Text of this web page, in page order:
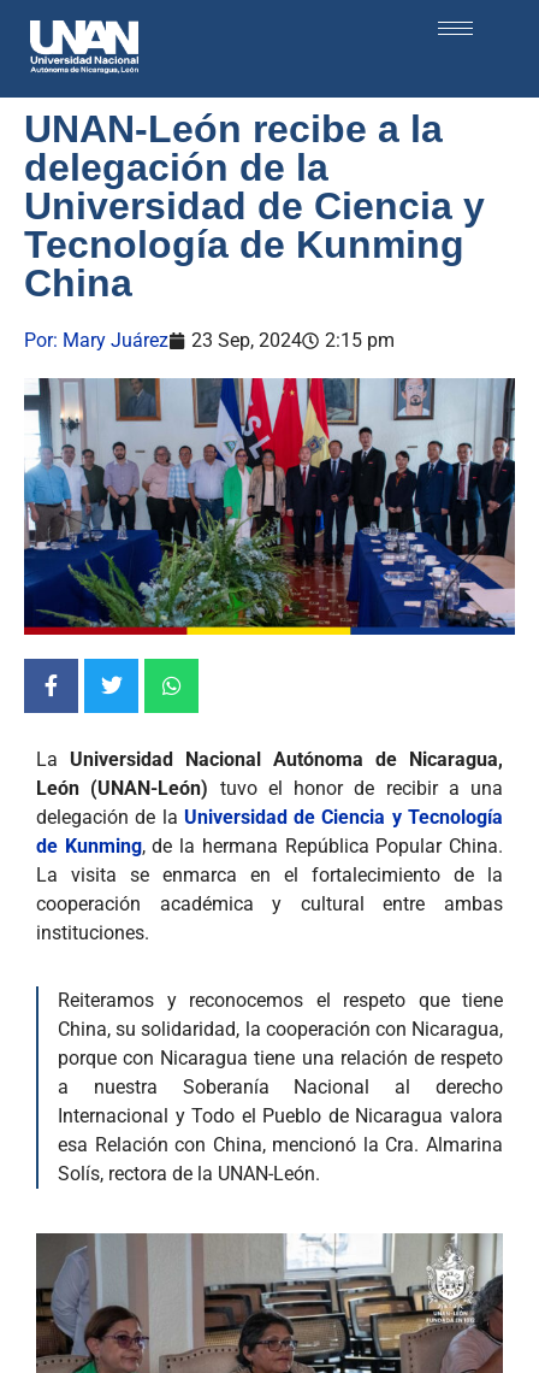
UNAN-León recibe a la
delegación de la
Universidad de Ciencia y
Tecnología de Kunming
China
Por: Mary Juárez 23 Sep, 2024 2:15 pm
La Universidad Nacional Autónoma de Nicaragua,
León (UNAN-León) tuvo el honor de recibir a una
delegación de la Universidad de Ciencia y Tecnología
de Kunming, de la hermana República Popular China.
La visita se enmarca en el fortalecimiento de la
cooperación académica y cultural entre ambas
instituciones.
Reiteramos y reconocemos el respeto que tiene
China, su solidaridad, la cooperación con Nicaragua,
porque con Nicaragua tiene una relación de respeto
a nuestra Soberanía Nacional al derecho
Internacional y Todo el Pueblo de Nicaragua valora
esa Relación con China, mencionó la Cra. Almarina
Solís, rectora de la UNAN-León.